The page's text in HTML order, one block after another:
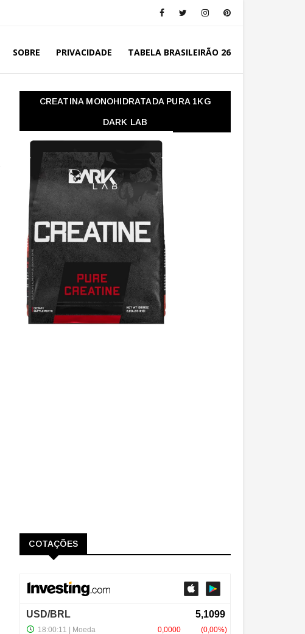
SOBRE PRIVACIDADE TABELA BRASILEIRÃO 26
CREATINA MONOHIDRATADA PURA 1KG
DARK LAB
COTAÇÕES